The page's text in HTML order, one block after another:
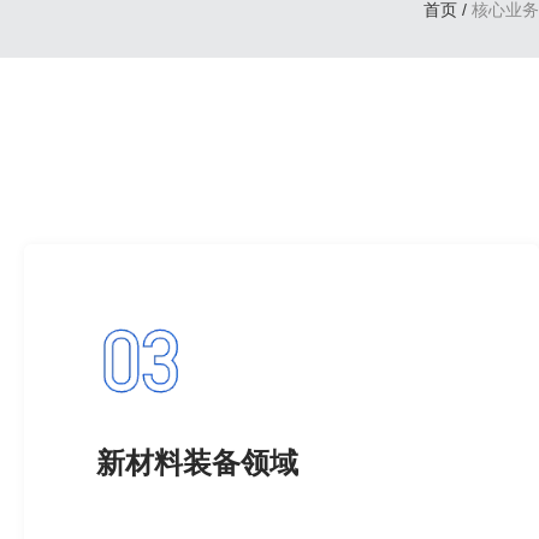
首页 / 核心业务
新材料装备领域